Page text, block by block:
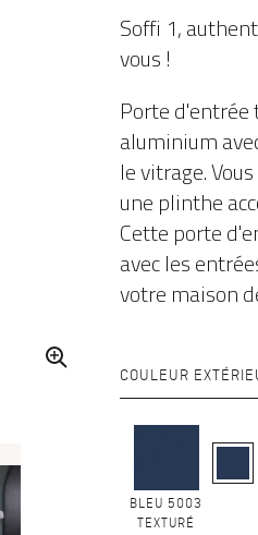
Soffi 1,
vous !
Porte
aluminium
le vitrage.
une plinthe
Cette porte
avec les
votre maison
COULEUR
BLEU 5003
TEXTURÉ